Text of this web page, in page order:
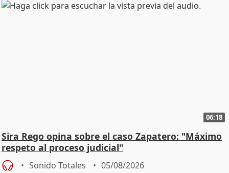
06:18
Sira Rego opina sobre el caso Zapatero: "Máximo
respeto al proceso judicial"
Sonido Totales 05/08/2026